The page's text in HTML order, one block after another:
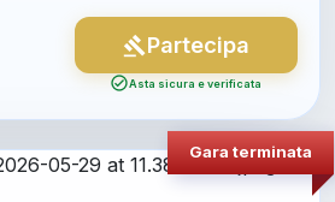
gavel Partecipa
check_circleAsta sicura e verificata
Gara terminata